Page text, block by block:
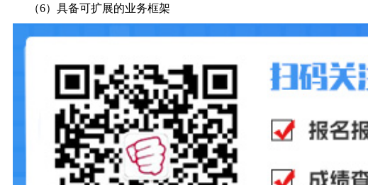
（6）具备可扩展的业务框架